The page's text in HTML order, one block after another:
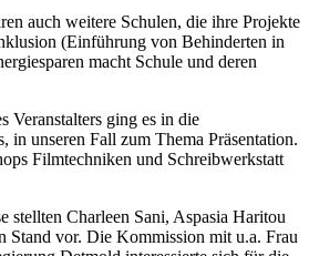
auch weitere Schulen, die ihre Projekte
(Einführung von Behinderten in
macht Schule und deren
Veranstalters ging es in die
in unseren Fall zum Thema Präsentation.
Filmtechniken und Schreibwerkstatt
stellten Charleen Sani, Aspasia Haritou
Stand vor. Die Kommission mit u.a. Frau